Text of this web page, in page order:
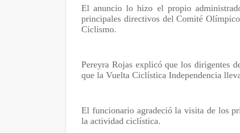
El anuncio lo hizo el propio
principales directivos del Comité
Ciclismo.
Pereyra Rojas explicó que los dirigentes
que la Vuelta Ciclística Independencia
El funcionario agradeció la visita de los
la actividad ciclística.